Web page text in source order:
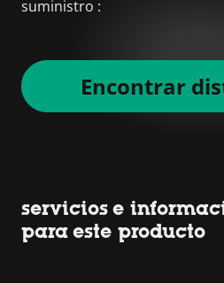
suministro :
Encontrar
servicios e
para este producto